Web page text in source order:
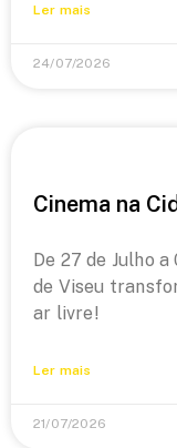
Ler mais
24/07/2026
Cinema na
De 27 de Julho
de Viseu
ar livre!
Ler mais
21/07/2026